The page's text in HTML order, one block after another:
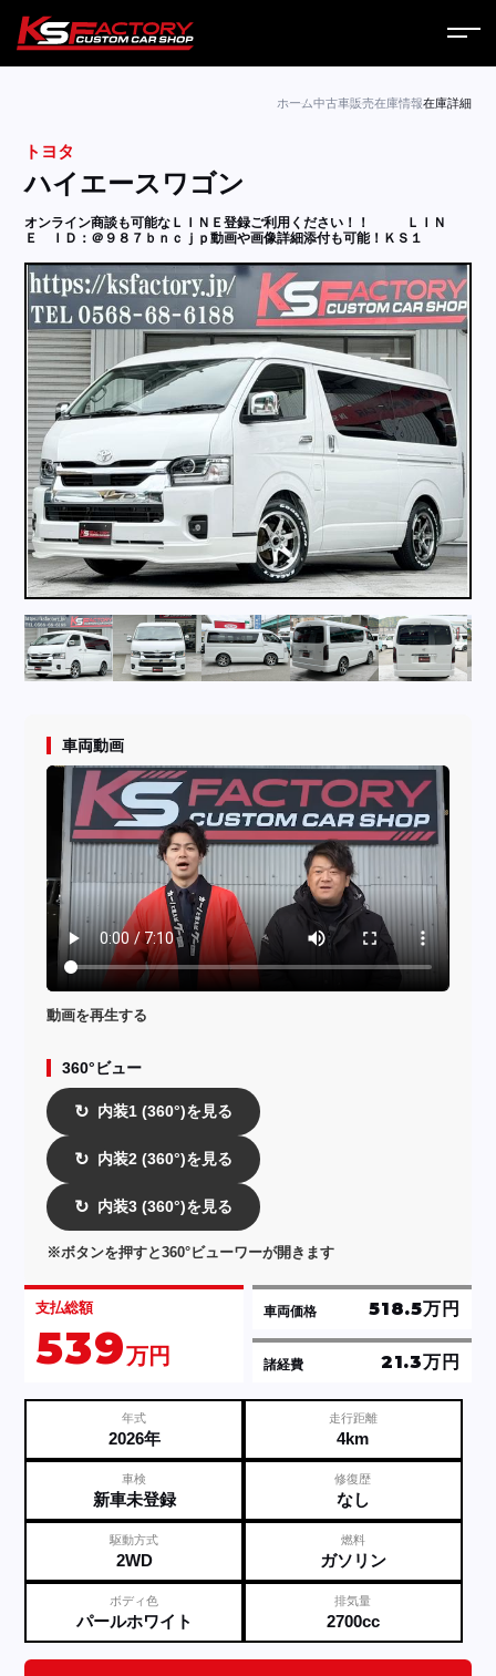
サービス
コラム
ニュース
営業日
お問い合わせ
採用情報
店舗問い合わせ
ホーム中古車販売在庫情報在庫詳細
トヨタ
ハイエースワゴン
オンライン商談も可能なＬＩＮＥ登録ご利用ください！！
ＬＩＮ
Ｅ ＩＤ：＠９８７ｂｎｃｊｐ動画や画像詳細添付も可能！ＫＳ１
車両動画
動画を再生する
360°ビュー
↻ 内装1 (360°)を見る
↻ 内装2 (360°)を見る
↻ 内装3 (360°)を見る
※ボタンを押すと360°ビューワーが開きます
支払総額
539万円 諸経費 21.3万円
車両価格 518.5万円
年式
2026年
走行距離
4km
車検
新車未登録
修復歴
なし
駆動方式
2WD
燃料
ガソリン
ボディ色
パールホワイト
排気量
2700cc